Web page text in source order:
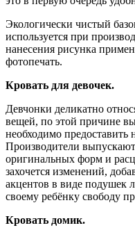
Экологически чистый
используется при
нанесения рисунка
фотопечать.
Кровать для девочек.
Девчонки деликатно
вещей, по этой причине
необходимо предоставить
Производители
оригинальных форм и
захочется изменений,
акцентов в виде подушек
своему ребёнку свободу
Кровать домик.